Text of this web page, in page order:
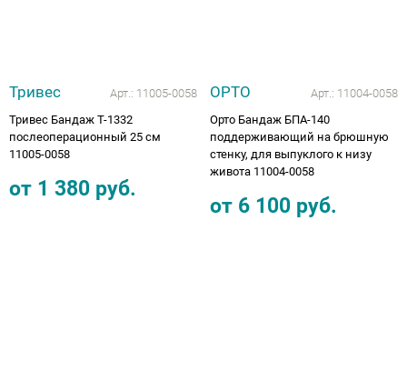
Тривес Арт.: 11005-0058
Тривес Бандаж Т-1332
послеоперационный 25 см
11005-0058
от 1 380 руб.
ОРТО Арт.: 11004-0058
Орто Бандаж БПA-140
поддерживающий на брюшную
стенку, для выпуклого к низу
живота 11004-0058
от 6 100 руб.